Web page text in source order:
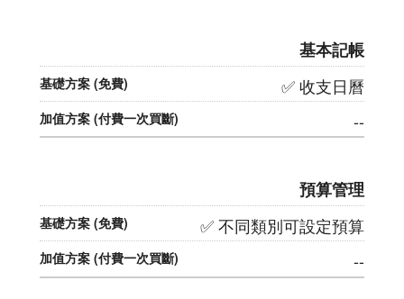
基本記帳
✅ 收支日曆
--
預算管理
✅ 不同類別可設定預算
--